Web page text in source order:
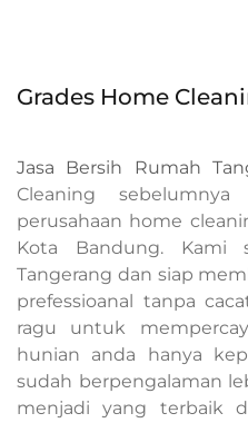
Grades Home
Jasa Bersih Rumah
Cleaning
perusahaan home
Kota Bandung. Kami
Tangerang dan siap
prefessioanal tanpa
ragu untuk
hunian anda hanya
sudah berpengalaman
menjadi yang terbaik